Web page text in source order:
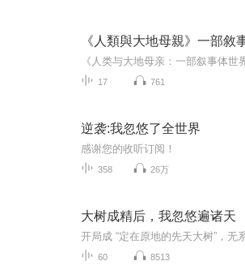
《人類與大地母親》一部敘
17 761
逆袭:我忽悠了全世界
感谢您的收听订阅！
358 26万
大树成精后，我忽悠遍诸天
60 8513